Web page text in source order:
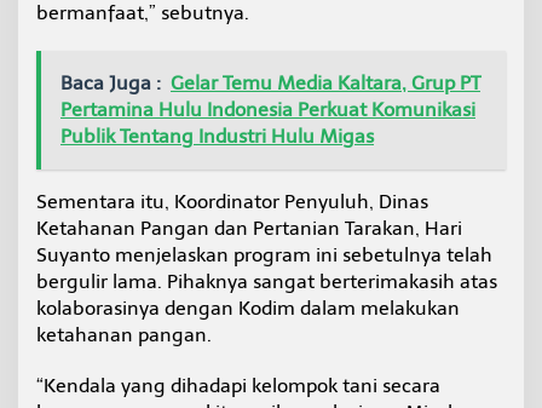
bermanfaat,” sebutnya.
Baca Juga : Gelar Temu Media Kaltara, Grup PT
Pertamina Hulu Indonesia Perkuat Komunikasi
Publik Tentang Industri Hulu Migas
Sementara itu, Koordinator Penyuluh, Dinas
Ketahanan Pangan dan Pertanian Tarakan, Hari
Suyanto menjelaskan program ini sebetulnya telah
bergulir lama. Pihaknya sangat berterimakasih atas
kolaborasinya dengan Kodim dalam melakukan
ketahanan pangan.
“Kendala yang dihadapi kelompok tani secara